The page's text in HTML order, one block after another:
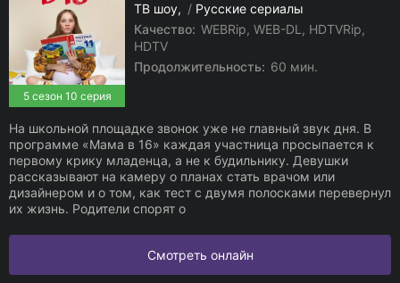
5 сезон 10 серия
ТВ шоу
/ Русские сериалы
Качество: WEBRip, WEB-DL, HDTVRip,
HDTV
Продолжительность: 60 мин.
На школьной площадке звонок уже не главный звук дня. В
программе «Мама в 16» каждая участница просыпается к
первому крику младенца, а не к будильнику. Девушки
рассказывают на камеру о планах стать врачом или
дизайнером и о том, как тест с двумя полосками перевернул
их жизнь. Родители спорят о
Смотреть онлайн